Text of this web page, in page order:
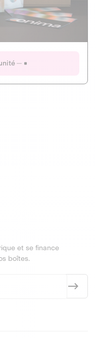
Ouverture imminente
MIEUX MANGER
et se finance
boîtes.